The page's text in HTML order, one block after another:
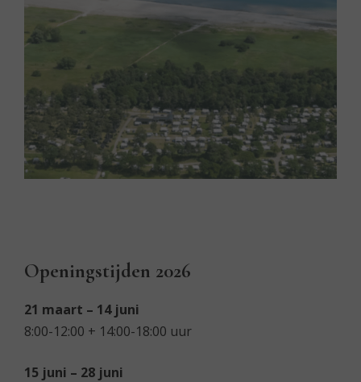
Openingstijden 2026
21 maart – 14 juni
8:00-12:00 + 14:00-18:00 uur
15 juni – 28 juni